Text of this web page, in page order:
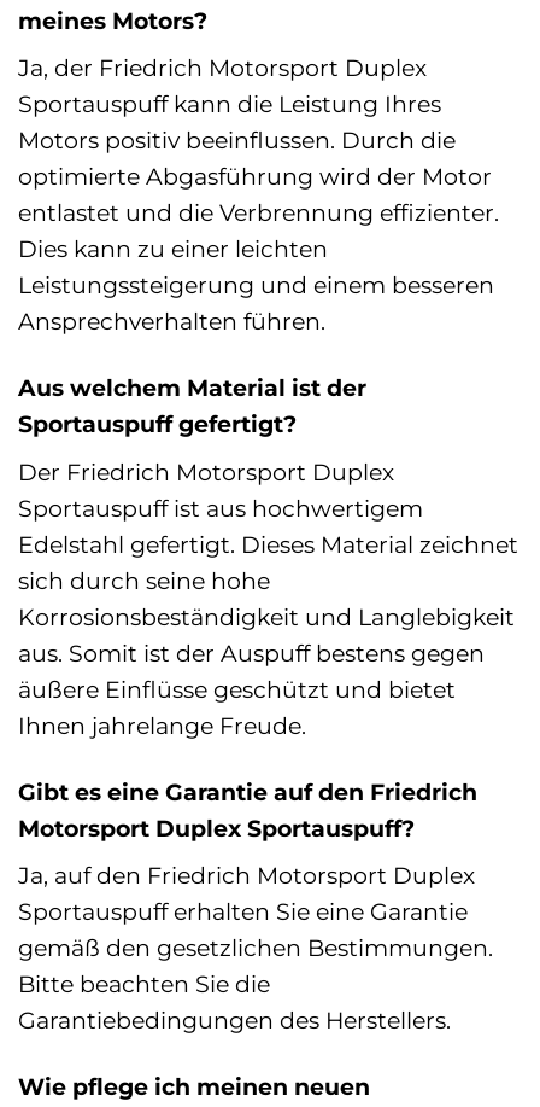
meines Motors?
Ja, der Friedrich Motorsport Duplex
Sportauspuff kann die Leistung Ihres
Motors positiv beeinflussen. Durch die
optimierte Abgasführung wird der Motor
entlastet und die Verbrennung effizienter.
Dies kann zu einer leichten
Leistungssteigerung und einem besseren
Ansprechverhalten führen.
Aus welchem Material ist der
Sportauspuff gefertigt?
Der Friedrich Motorsport Duplex
Sportauspuff ist aus hochwertigem
Edelstahl gefertigt. Dieses Material zeichnet
sich durch seine hohe
Korrosionsbeständigkeit und Langlebigkeit
aus. Somit ist der Auspuff bestens gegen
äußere Einflüsse geschützt und bietet
Ihnen jahrelange Freude.
Gibt es eine Garantie auf den Friedrich
Motorsport Duplex Sportauspuff?
Ja, auf den Friedrich Motorsport Duplex
Sportauspuff erhalten Sie eine Garantie
gemäß den gesetzlichen Bestimmungen.
Bitte beachten Sie die
Garantiebedingungen des Herstellers.
Wie pflege ich meinen neuen